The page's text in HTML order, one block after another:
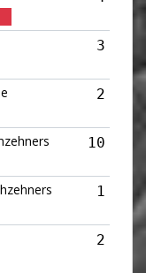
3
2
10
1
2